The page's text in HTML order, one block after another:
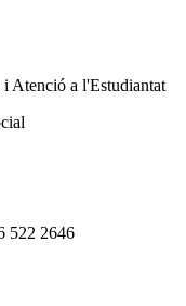
Atenció a l'Estudiantat
522 2646